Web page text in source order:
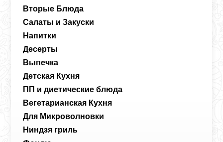
Вторые Блюда
Салаты и Закуски
Напитки
Десерты
Выпечка
Детская Кухня
ПП и диетические блюда
Вегетарианская Кухня
Для Микроволновки
Ниндзя гриль